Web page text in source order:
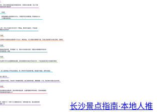
长沙景点指南·本地人推